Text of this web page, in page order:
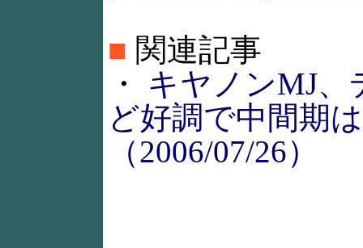
■ 関連記事
・ キヤノンMJ、
ど好調で中間期
（2006/07/26）